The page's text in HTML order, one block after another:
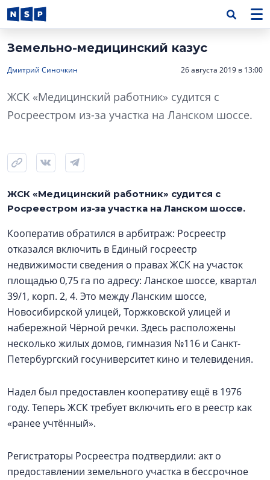
Земельно-медицинский казус
Дмитрий Синочкин 26 августа 2019 в 13:00
ЖСК «Медицинский работник» судится с
Росреестром из-за участка на Ланском шоссе.
ЖСК «Медицинский работник» судится с
Росреестром из-за участка на Ланском шоссе.
Кооператив обратился в арбитраж: Росреестр
отказался включить в Единый госреестр
недвижимости сведения о правах ЖСК на участок
площадью 0,75 га по адресу: Ланское шоссе, квартал
39/1, корп. 2, 4. Это между Ланским шоссе,
Новосибирской улицей, Торжковской улицей и
набережной Чёрной речки. Здесь расположены
несколько жилых домов, гимназия №116 и Санкт-
Петербургский госуниверситет кино и телевидения.
Надел был предоставлен кооперативу ещё в 1976
году. Теперь ЖСК требует включить его в реестр как
«ранее учтённый».
Регистраторы Росреестра подтвердили: акт о
предоставлении земельного участка в бессрочное